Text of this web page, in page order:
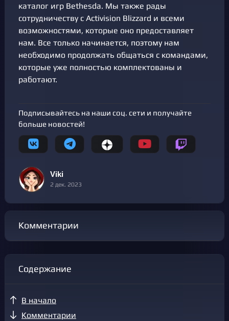
каталог игр Bethesda. Мы также рады
сотрудничеству с Activision Blizzard и всеми
возможностями, которые оно предоставляет
нам. Все только начинается, поэтому нам
необходимо продолжать общаться с командами,
которые уже полностью комплектованы и
работают.
Подписывайтесь на наши соц. сети и получайте
больше новостей!
Viki
2 дек. 2023
Комментарии
Содержание
В начало
Комментарии